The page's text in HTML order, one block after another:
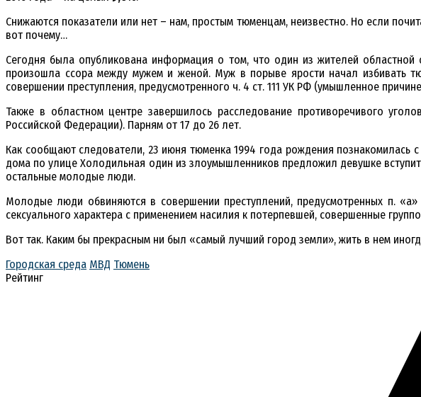
Снижаются показатели или нет – нам, простым тюменцам, неизвестно. Но если
вот почему…
Сегодня была опубликована информация о том, что один из жителей
произошла ссора между мужем и женой. Муж в порыве ярости начал избивать
совершении преступления, предусмотренного ч. 4 ст. 111 УК РФ (умышленное
Также в областном центре завершилось расследование противоречивого
Российской Федерации). Парням от 17 до 26 лет.
Как сообщают следователи, 23 июня тюменка 1994 года рождения
дома по улице Холодильная один из злоумышленников предложил девушке
остальные молодые люди.
Молодые люди обвиняются в совершении преступлений, предусмотренных п.
сексуального характера с применением насилия к потерпевшей, совершенные
Вот так. Каким бы прекрасным ни был «самый лучший город земли», жить в нем
Городская среда МВД Тюмень
Рейтинг